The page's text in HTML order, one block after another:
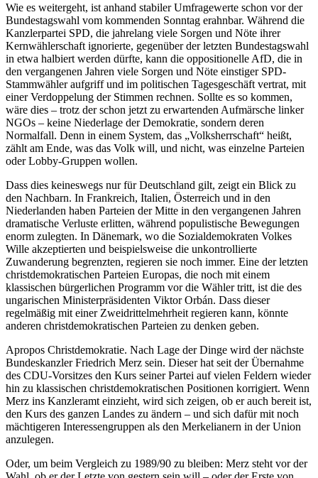
Wie es weitergeht, ist anhand stabiler Umfragewerte schon vor der
Bundestagswahl vom kommenden Sonntag erahnbar. Während die
Kanzlerpartei SPD, die jahrelang viele Sorgen und Nöte ihrer
Kernwählerschaft ignorierte, gegenüber der letzten Bundestagswahl
in etwa halbiert werden dürfte, kann die oppositionelle AfD, die in
den vergangenen Jahren viele Sorgen und Nöte einstiger SPD-
Stammwähler aufgriff und im politischen Tagesgeschäft vertrat, mit
einer Verdoppelung der Stimmen rechnen. Sollte es so kommen,
wäre dies – trotz der schon jetzt zu erwartenden Aufmärsche linker
NGOs – keine Niederlage der Demokratie, sondern deren
Normalfall. Denn in einem System, das „Volksherrschaft“ heißt,
zählt am Ende, was das Volk will, und nicht, was einzelne Parteien
oder Lobby-Gruppen wollen.
Dass dies keineswegs nur für Deutschland gilt, zeigt ein Blick zu
den Nachbarn. In Frankreich, Italien, Österreich und in den
Niederlanden haben Parteien der Mitte in den vergangenen Jahren
dramatische Verluste erlitten, während populistische Bewegungen
enorm zulegten. In Dänemark, wo die Sozialdemokraten Volkes
Wille akzeptierten und beispielsweise die unkontrollierte
Zuwanderung begrenzten, regieren sie noch immer. Eine der letzten
christdemokratischen Parteien Europas, die noch mit einem
klassischen bürgerlichen Programm vor die Wähler tritt, ist die des
ungarischen Ministerpräsidenten Viktor Orbán. Dass dieser
regelmäßig mit einer Zweidrittelmehrheit regieren kann, könnte
anderen christdemokratischen Parteien zu denken geben.
Apropos Christdemokratie. Nach Lage der Dinge wird der nächste
Bundeskanzler Friedrich Merz sein. Dieser hat seit der Übernahme
des CDU-Vorsitzes den Kurs seiner Partei auf vielen Feldern wieder
hin zu klassischen christdemokratischen Positionen korrigiert. Wenn
Merz ins Kanzleramt einzieht, wird sich zeigen, ob er auch bereit ist,
den Kurs des ganzen Landes zu ändern – und sich dafür mit noch
mächtigeren Interessengruppen als den Merkelianern in der Union
anzulegen.
Oder, um beim Vergleich zu 1989/90 zu bleiben: Merz steht vor der